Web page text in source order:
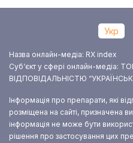
Укр
Назва онлайн-медіа: RX index
Суб‘єкт у сфері онлайн-
ВІДПОВІДАЛЬНІСТЮ
Інформація про препарати, які
розміщена на сайті, призначена
інформація не може бути
рішення про застосування цих